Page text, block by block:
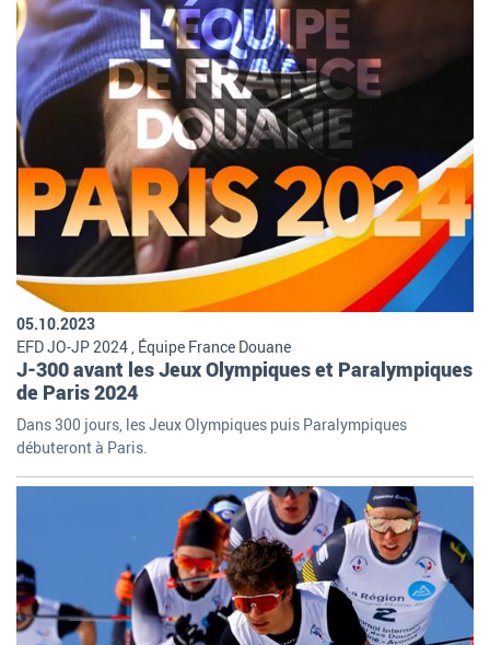
05.10.2023
EFD JO-JP 2024 , Équipe France Douane
J-300 avant les Jeux Olympiques et Paralympiques
de Paris 2024
Dans 300 jours, les Jeux Olympiques puis Paralympiques
débuteront à Paris.